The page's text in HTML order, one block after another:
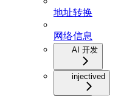
地址转换
网络信息
AI 开发
injectived